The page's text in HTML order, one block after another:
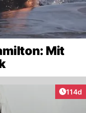
Mit
114d